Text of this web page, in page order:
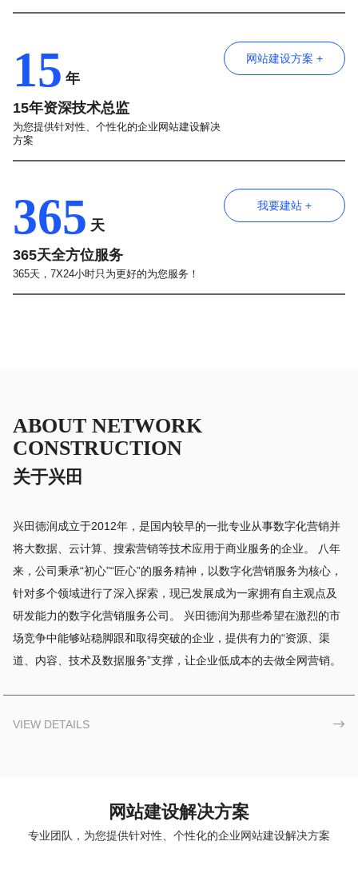
15 年
15年资深技术总监
为您提供针对性、个性化的企业网站建设解决
方案
网站建设方案 +
365 天
365天全方位服务
365天，7X24小时只为更好的为您服务！
我要建站 +
ABOUT NETWORK
CONSTRUCTION
关于兴田
兴田德润成立于2012年，是国内较早的一批专业从事数字化营销并
将大数据、云计算、搜索营销等技术应用于商业服务的企业。 八年
来，公司秉承“初心”“匠心”的服务精神，以数字化营销服务为核心，
针对多个领域进行了深入探索，现已发展成为一家拥有自主观点及
研发能力的数字化营销服务公司。 兴田德润为那些希望在激烈的市
场竞争中能够站稳脚跟和取得突破的企业，提供有力的“资源、渠
道、内容、技术及数据服务”支撑，让企业低成本的去做全网营销。
VIEW DETAILS 
网站建设解决方案
专业团队，为您提供针对性、个性化的企业网站建设解决方案